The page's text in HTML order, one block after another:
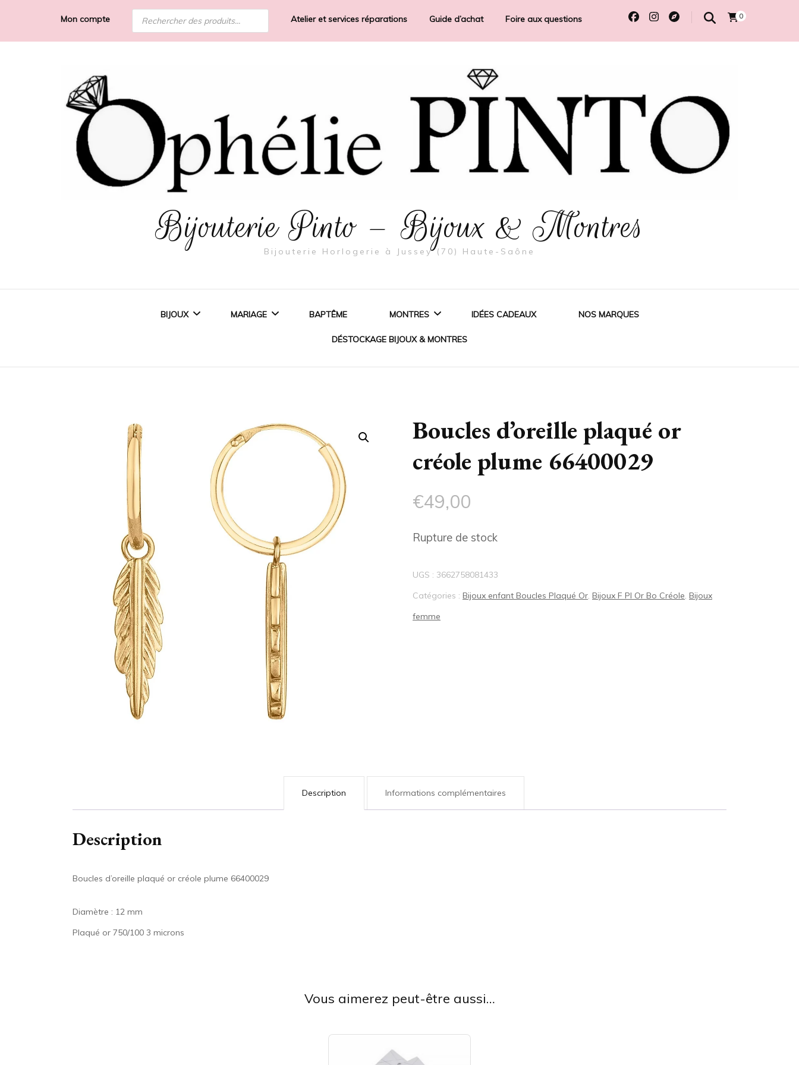
Mon compte
Recherche
produits
Atelier et services réparations Guide d’achat Foire aux questions 0
Bijouterie Pinto – Bijoux & Montres
Bijouterie Horlogerie à Jussey (70) Haute-Saône
BIJOUX
BIJOUX EN PLAQUÉ OR
BIJOUX ACIER
CRISTAUX SWAROVSKI®
BIJOUX HOMME
TITANE CRÉATEUR
BIJOUX MAGNÉTIQUES
MARIAGE
ACCESSOIRES MARIAGE
BAPTÊME MONTRES
MONTRES ENFANT
MONTRES CONNECTÉES
IDÉES CADEAUX NOS MARQUES
DÉSTOCKAGE BIJOUX & MONTRES
Boucles d’oreille plaqué or
créole plume 66400029
€49,00
Rupture de stock
UGS : 3662758081433
Catégories : Bijoux enfant Boucles Plaqué Or, Bijoux F Pl Or Bo Créole, Bijoux
femme
Description Informations complémentaires
Description
Boucles d’oreille plaqué or créole plume 66400029
Diamètre : 12 mm
Plaqué or 750/100 3 microns
Vous aimerez peut-être aussi…